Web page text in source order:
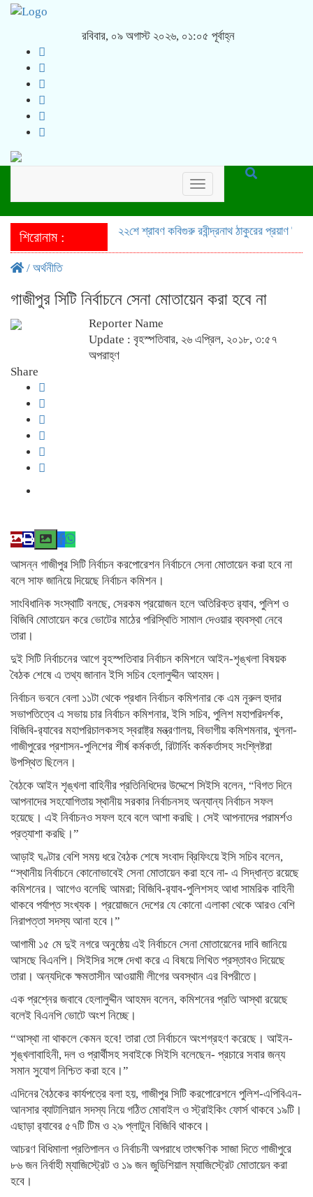
রবিবার, ০৯ অগাস্ট ২০২৬, ০১:০৫ পূর্বাহ্ন
Toggle
navigation
শিরোনাম : ২২শে শ্রাবণ কবিগুরু রবীন্দ্রনাথ ঠাকুরের প্রয়াণ দিবস
/ অর্থনীতি
গাজীপুর সিটি নির্বাচনে সেনা মোতায়েন করা হবে না
Reporter Name
Update : বৃহস্পতিবার, ২৬ এপ্রিল, ২০১৮, ৩:৫৭
অপরাহ্ণ
Share
আসন্ন গাজীপুর সিটি নির্বাচন করপোরেশন নির্বাচনে সেনা মোতায়েন করা হবে না
বলে সাফ জানিয়ে দিয়েছে নির্বাচন কমিশন।
সাংবিধানিক সংস্থাটি বলছে, সেরকম প্রয়োজন হলে অতিরিক্ত র‌্যাব, পুলিশ ও
বিজিবি মোতায়েন করে ভোটের মাঠের পরিস্থিতি সামাল দেওয়ার ব্যবস্থা নেবে
তারা।
দুই সিটি নির্বাচনের আগে বৃহস্পতিবার নির্বাচন কমিশনে আইন-শৃঙ্খলা বিষয়ক
বৈঠক শেষে এ তথ্য জানান ইসি সচিব হেলালুদ্দীন আহমদ।
নির্বাচন ভবনে বেলা ১১টা থেকে প্রধান নির্বাচন কমিশনার কে এম নূরুল হুদার
সভাপতিত্বে এ সভায় চার নির্বাচন কমিশনার, ইসি সচিব, পুলিশ মহাপরিদর্শক,
বিজিবি-র‌্যাবের মহাপরিচালকসহ স্বরাষ্ট্র মন্ত্রণালয়, বিভাগীয় কমিশমনার, খুলনা-
গাজীপুরের প্রশাসন-পুলিশের শীর্ষ কর্মকর্তা, রিটার্নিং কর্মকর্তাসহ সংশ্লিষ্টরা
উপস্থিত ছিলেন।
বৈঠকে আইন শৃঙ্খলা বাহিনীর প্রতিনিধিদের উদ্দেশে সিইসি বলেন, “বিগত দিনে
আপনাদের সহযোগিতায় স্থানীয় সরকার নির্বাচনসহ অন্যান্য নির্বাচন সফল
হয়েছে। এই নির্বাচনও সফল হবে বলে আশা করছি। সেই আপনাদের পরামর্শও
প্রত্যাশা করছি।”
আড়াই ঘণ্টার বেশি সময় ধরে বৈঠক শেষে সংবাদ ব্রিফিংয়ে ইসি সচিব বলেন,
“স্থানীয় নির্বাচনে কোনোভাবেই সেনা মোতায়েন করা হবে না- এ সিদ্ধান্ত রয়েছে
কমিশনের। আগেও বলেছি আমরা; বিজিবি-র‌্যাব-পুলিশসহ আধা সামরিক বাহিনী
থাকবে পর্যাপ্ত সংখ্যক। প্রয়োজনে দেশের যে কোনো এলাকা থেকে আরও বেশি
নিরাপত্তা সদস্য আনা হবে।”
আগামী ১৫ মে দুই নগরে অনুষ্ঠেয় এই নির্বাচনে সেনা মোতায়েনের দাবি জানিয়ে
আসছে বিএনপি। সিইসির সঙ্গে দেখা করে এ বিষয়ে লিখিত প্রস্তাবও দিয়েছে
তারা। অন্যদিকে ক্ষমতাসীন আওয়ামী লীগের অবস্থান এর বিপরীতে।
এক প্রশ্নের জবাবে হেলালুদ্দীন আহমদ বলেন, কমিশনের প্রতি আস্থা রয়েছে
বলেই বিএনপি ভোটে অংশ নিচ্ছে।
“আস্থা না থাকলে কেমন হবে! তারা তো নির্বাচনে অংশগ্রহণ করেছে। আইন-
শৃঙ্খলাবাহিনী, দল ও প্রার্থীসহ সবাইকে সিইসি বলেছেন- প্রচারে সবার জন্য
সমান সুযোগ নিশ্চিত করা হবে।”
এদিনের বৈঠকের কার্যপত্রে বলা হয়, গাজীপুর সিটি করপোরেশনে পুলিশ-এপিবিএন-
আনসার ব্যাটালিয়ান সদস্য নিয়ে গঠিত মোবাইল ও স্ট্রাইকিং ফোর্স থাকবে ১৯টি।
এছাড়া র‌্যাবের ৫৭টি টিম ও ২৯ প্লাটুন বিজিবি থাকবে।
আচরণ বিধিমালা প্রতিপালন ও নির্বাচনী অপরাধে তাৎক্ষণিক সাজা দিতে গাজীপুরে
৮৬ জন নির্বাহী ম্যাজিস্ট্রেট ও ১৯ জন জুডিশিয়াল ম্যাজিস্ট্রেট মোতায়েন করা
হবে।